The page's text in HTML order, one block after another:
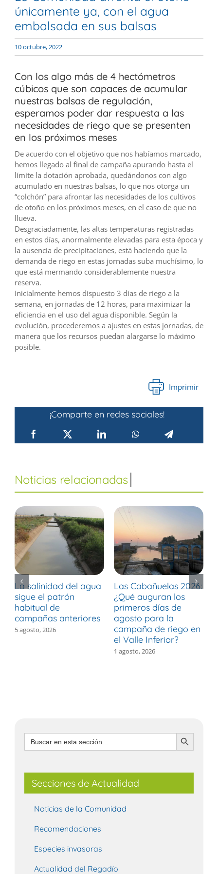
únicamente ya, con el agua
embalsada en sus balsas
10 octubre, 2022
Con los algo más de 4 hectómetros
cúbicos que son capaces de acumular
nuestras balsas de regulación,
esperamos poder dar respuesta a las
necesidades de riego que se presenten
en los próximos meses
De acuerdo con el objetivo que nos habíamos marcado,
hemos llegado al final de campaña apurando hasta el
límite la dotación aprobada, quedándonos con algo
acumulado en nuestras balsas, lo que nos otorga un
“colchón” para afrontar las necesidades de los cultivos
de otoño en los próximos meses, en el caso de que no
llueva.
Desgraciadamente, las altas temperaturas registradas
en estos días, anormalmente elevadas para esta época y
la ausencia de precipitaciones, está haciendo que la
demanda de riego en estas jornadas suba muchísimo, lo
que está mermando considerablemente nuestra
reserva.
Inicialmente hemos dispuesto 3 días de riego a la
semana, en jornadas de 12 horas, para maximizar la
eficiencia en el uso del agua disponible. Según la
evolución, procederemos a ajustes en estas jornadas, de
manera que los recursos puedan alargarse lo máximo
posible.
Imprimir
¡Comparte en redes sociales!
La salinidad del agua
sigue el patrón
habitual de
campañas anteriores
5 agosto, 2026
Las Cabañuelas 2026:
¿Qué auguran los
primeros días de
agosto para la
campaña de riego en
el Valle Inferior?
1 agosto, 2026
Buscar: Botón de búsqueda
Secciones de Actualidad
Noticias de la Comunidad
Recomendaciones
Especies invasoras
Actualidad del Regadío